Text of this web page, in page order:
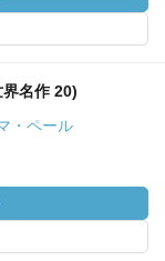
名作 20)
・ペール